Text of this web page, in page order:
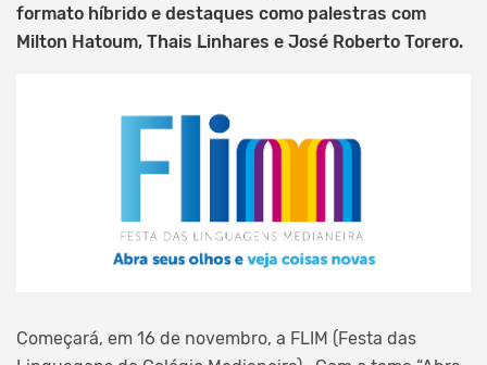
formato híbrido e destaques como palestras com
Milton Hatoum, Thais Linhares e José Roberto Torero.
Começará, em 16 de novembro, a FLIM (Festa das